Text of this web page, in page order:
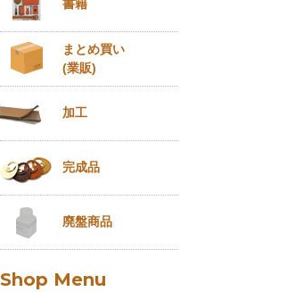
書籍
まとめ買い
(業販)
加工
完成品
廃盤商品
Shop Menu